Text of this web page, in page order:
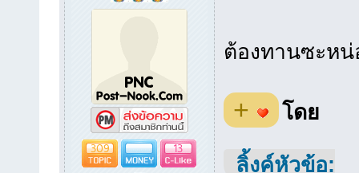
309 13
ต้องทานซะหน่
+ โดย
ลิ้งค์หัวข้อ: